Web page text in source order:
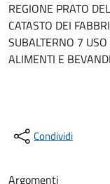
REGIONE PRATO
CATASTO DEI
SUBALTERNO 7
ALIMENTI E
Condividi
Argomenti